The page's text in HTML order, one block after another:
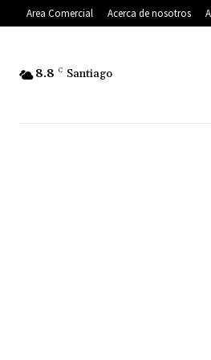
Area Comercial Acerca de nosotros
8.8 C Santiago